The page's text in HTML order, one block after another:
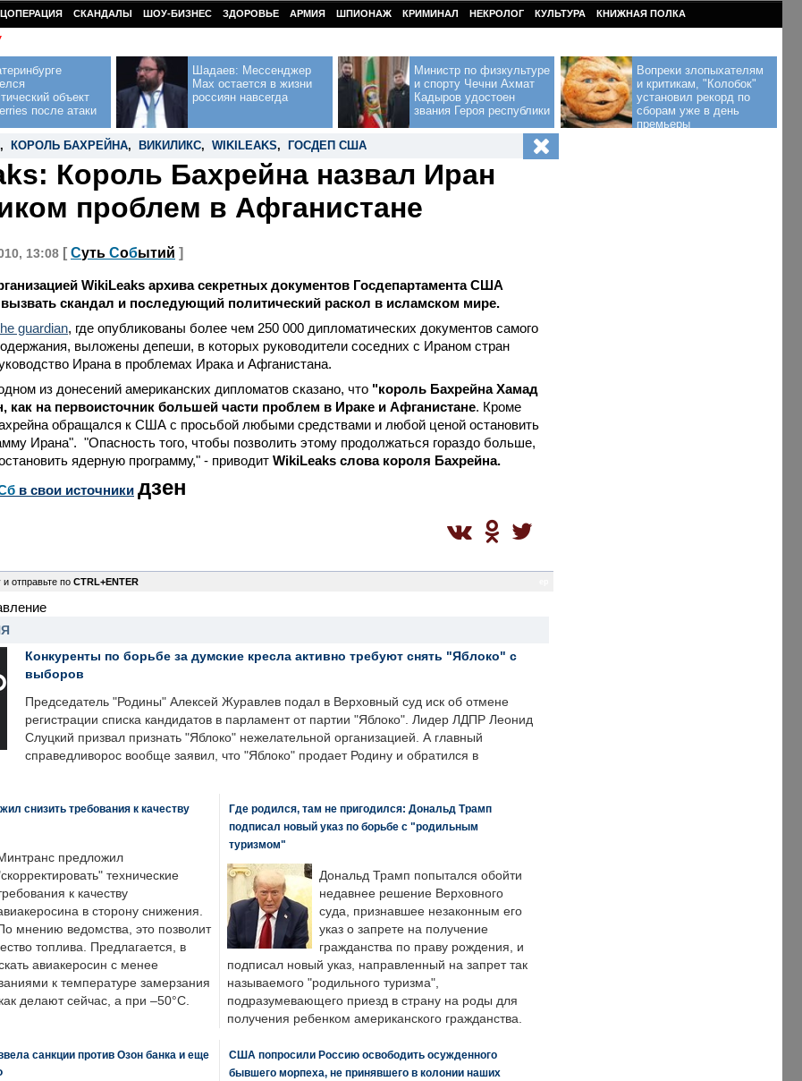
СКАНДАЛЫ ШОУ-БИЗНЕС ЗДОРОВЬЕ АРМИЯ ШПИОНАЖ КРИМИНАЛ НЕКРОЛОГ КУЛЬТУРА КНИЖНАЯ ПОЛКА
объект
после атаки
Шадаев: Мессенджер
Max остается в жизни
россиян навсегда
Министр по физкультуре
и спорту Чечни Ахмат
Кадыров удостоен
звания Героя республики
Вопреки злопыхателям
и критикам, "Колобок"
установил рекорд по
сборам уже в день
премьеры
, КОРОЛЬ БАХРЕЙНА, ВИКИЛИКС, WIKILEAKS, ГОСДЕП США
Король Бахрейна назвал Иран
проблем в Афганистане
13:08 [ Суть Событий ]
WikiLeaks архива секретных документов Госдепартамента США
скандал и последующий политический раскол в исламском мире.
guardian, где опубликованы более чем 250 000 дипломатических документов самого
выложены депеши, в которых руководители соседних с Ираном стран
Ирана в проблемах Ирака и Афганистана.
из донесений американских дипломатов сказано, что "король Бахрейна Хамад
как на первоисточник большей части проблем в Ираке и Афганистане. Кроме
обращался к США с просьбой любыми средствами и любой ценой остановить
Ирана". "Опасность того, чтобы позволить этому продолжаться гораздо больше,
ядерную программу," - приводит WikiLeaks слова короля Бахрейна.
в свои источники дзен
отправьте по CTRL+ENTER
Конкуренты по борьбе за думские кресла активно требуют снять "Яблоко" с
выборов
Председатель "Родины" Алексей Журавлев подал в Верховный суд иск об отмене
регистрации списка кандидатов в парламент от партии "Яблоко". Лидер ЛДПР Леонид
Слуцкий призвал признать "Яблоко" нежелательной организацией. А главный
справедливорос вообще заявил, что "Яблоко" продает Родину и обратился в
снизить требования к качеству
предложил
технические
к качеству
в сторону снижения.
мнению ведомства, это позволит
топлива. Предлагается, в
авиакеросин с менее
к температуре замерзания
делают сейчас, а при –50°C.
Где родился, там не пригодился: Дональд Трамп
подписал новый указ по борьбе с "родильным
туризмом"
Дональд Трамп попытался обойти
недавнее решение Верховного
суда, признавшее незаконным его
указ о запрете на получение
гражданства по праву рождения, и
подписал новый указ, направленный на запрет так
называемого "родильного туризма",
подразумевающего приезд в страну на роды для
получения ребенком американского гражданства.
санкции против Озон банка и еще
США попросили Россию освободить осужденного
бывшего морпеха, не принявшего в колонии наших